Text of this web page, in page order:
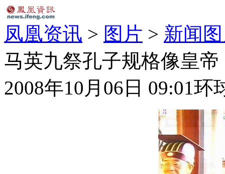
凤凰资讯 > 图片 > 新闻
马英九祭孔子规格像皇
2008年10月06日 09:01环